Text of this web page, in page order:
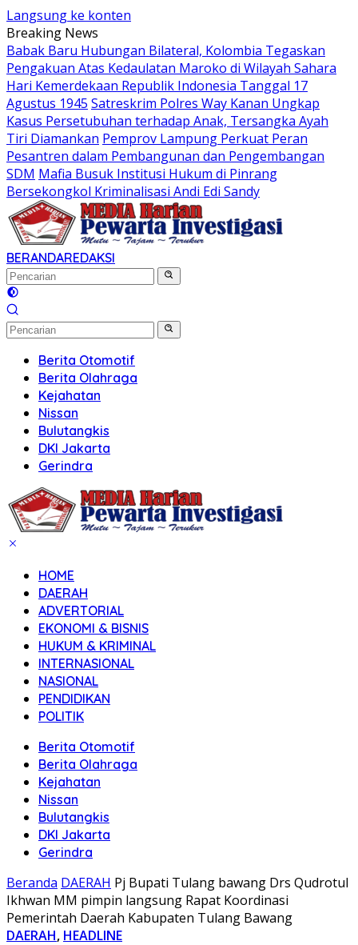
Langsung ke konten
Breaking News
Babak Baru Hubungan Bilateral, Kolombia Tegaskan
Pengakuan Atas Kedaulatan Maroko di Wilayah Sahara
Hari Kemerdekaan Republik Indonesia Tanggal 17
Agustus 1945 Satreskrim Polres Way Kanan Ungkap
Kasus Persetubuhan terhadap Anak, Tersangka Ayah
Tiri Diamankan Pemprov Lampung Perkuat Peran
Pesantren dalam Pembangunan dan Pengembangan
SDM Mafia Busuk Institusi Hukum di Pinrang
Bersekongkol Kriminalisasi Andi Edi Sandy
BERANDAREDAKSI
Berita Otomotif
Berita Olahraga
Kejahatan
Nissan
Bulutangkis
DKI Jakarta
Gerindra
HOME
DAERAH
ADVERTORIAL
EKONOMI & BISNIS
HUKUM & KRIMINAL
INTERNASIONAL
NASIONAL
PENDIDIKAN
POLITIK
Berita Otomotif
Berita Olahraga
Kejahatan
Nissan
Bulutangkis
DKI Jakarta
Gerindra
Beranda DAERAH Pj Bupati Tulang bawang Drs Qudrotul
Ikhwan MM pimpin langsung Rapat Koordinasi
Pemerintah Daerah Kabupaten Tulang Bawang
DAERAH, HEADLINE